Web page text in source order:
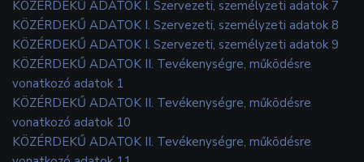
KÖZÉRDEKŰ ADATOK I. Szervezeti, személyzeti adatok 7
KÖZÉRDEKŰ ADATOK I. Szervezeti, személyzeti adatok 8
KÖZÉRDEKŰ ADATOK I. Szervezeti, személyzeti adatok 9
KÖZÉRDEKŰ ADATOK II. Tevékenységre, működésre
vonatkozó adatok 1
KÖZÉRDEKŰ ADATOK II. Tevékenységre, működésre
vonatkozó adatok 10
KÖZÉRDEKŰ ADATOK II. Tevékenységre, működésre